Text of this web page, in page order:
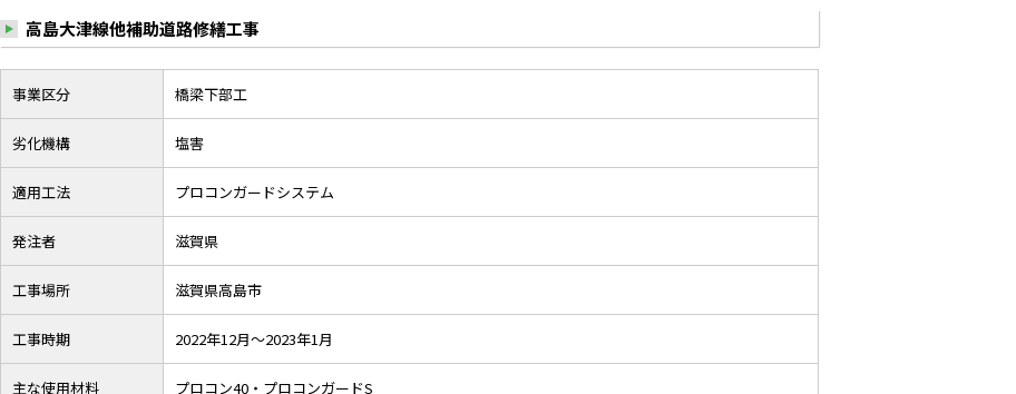
高島大津線他補助道路修繕工事
事業区分 橋梁下部工
劣化機構 塩害
適用工法 プロコンガードシステム
発注者 滋賀県
工事場所 滋賀県高島市
工事時期 2022年12月～2023年1月
主な使用材料 プロコン40・プロコンガードS